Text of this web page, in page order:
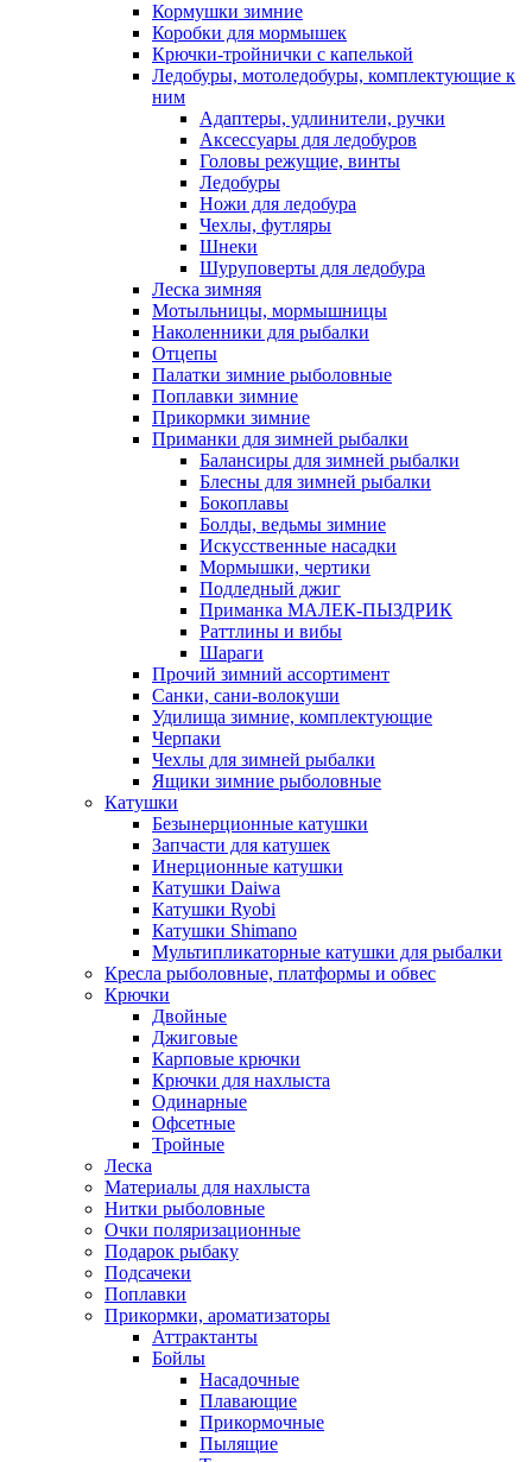
Кормушки зимние
Коробки для мормышек
Крючки-тройнички с капелькой
Ледобуры, мотоледобуры, комплектующие к
ним
Адаптеры, удлинители, ручки
Аксессуары для ледобуров
Головы режущие, винты
Ледобуры
Ножи для ледобура
Чехлы, футляры
Шнеки
Шуруповерты для ледобура
Леска зимняя
Мотыльницы, мормышницы
Наколенники для рыбалки
Отцепы
Палатки зимние рыболовные
Поплавки зимние
Прикормки зимние
Приманки для зимней рыбалки
Балансиры для зимней рыбалки
Блесны для зимней рыбалки
Бокоплавы
Болды, ведьмы зимние
Искусственные насадки
Мормышки, чертики
Подледный джиг
Приманка МАЛЕК-ПЫЗДРИК
Раттлины и вибы
Шараги
Прочий зимний ассортимент
Санки, сани-волокуши
Удилища зимние, комплектующие
Черпаки
Чехлы для зимней рыбалки
Ящики зимние рыболовные
Катушки
Безынерционные катушки
Запчасти для катушек
Инерционные катушки
Катушки Daiwa
Катушки Ryobi
Катушки Shimano
Мультипликаторные катушки для рыбалки
Кресла рыболовные, платформы и обвес
Крючки
Двойные
Джиговые
Карповые крючки
Крючки для нахлыста
Одинарные
Офсетные
Тройные
Леска
Материалы для нахлыста
Нитки рыболовные
Очки поляризационные
Подарок рыбаку
Подсачеки
Поплавки
Прикормки, ароматизаторы
Аттрактанты
Бойлы
Насадочные
Плавающие
Прикормочные
Пылящие